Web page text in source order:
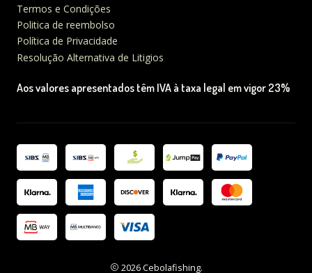
Termos e Condições
Politica de reembolso
Política de Privacidade
Resolução Alternativa de Litigios
Aos valores apresentados têm IVA à taxa legal em vigor 23%
2026 Cebolafishing.